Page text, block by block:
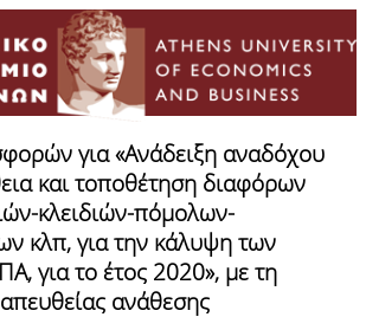
για «Ανάδειξη αναδόχου
και τοποθέτηση διαφόρων
κλειδιών-πόμολων-
κλπ, για την κάλυψη των
για το έτος 2020», με τη
ανάθεσης